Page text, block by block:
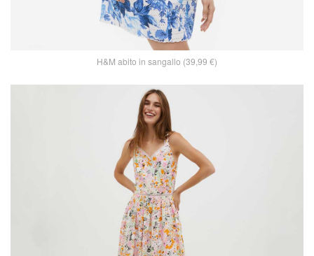
H&M abito in sangallo (39,99 €)